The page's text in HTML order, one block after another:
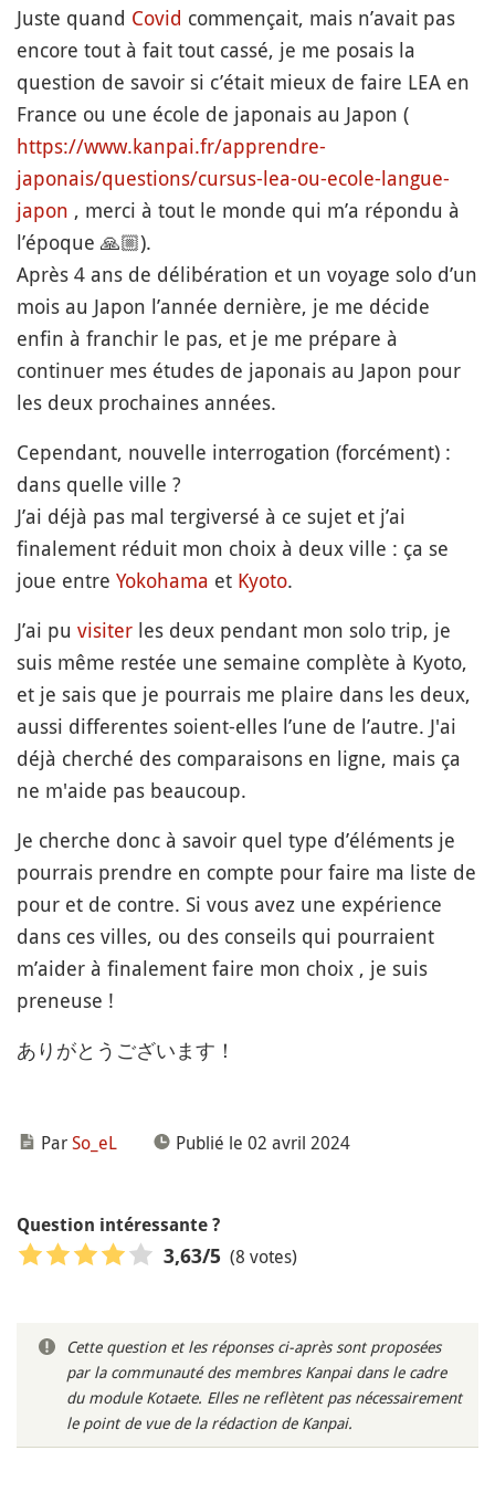
Juste quand Covid commençait, mais n’avait pas
encore tout à fait tout cassé, je me posais la
question de savoir si c’était mieux de faire LEA en
France ou une école de japonais au Japon (
https://www.kanpai.fr/apprendre-
japonais/questions/cursus-lea-ou-ecole-langue-
japon , merci à tout le monde qui m’a répondu à
l’époque 🙏🏼).
Après 4 ans de délibération et un voyage solo d’un
mois au Japon l’année dernière, je me décide
enfin à franchir le pas, et je me prépare à
continuer mes études de japonais au Japon pour
les deux prochaines années.
Cependant, nouvelle interrogation (forcément) :
dans quelle ville ?
J’ai déjà pas mal tergiversé à ce sujet et j’ai
finalement réduit mon choix à deux ville : ça se
joue entre Yokohama et Kyoto.
J’ai pu visiter les deux pendant mon solo trip, je
suis même restée une semaine complète à Kyoto,
et je sais que je pourrais me plaire dans les deux,
aussi differentes soient-elles l’une de l’autre. J'ai
déjà cherché des comparaisons en ligne, mais ça
ne m'aide pas beaucoup.
Je cherche donc à savoir quel type d’éléments je
pourrais prendre en compte pour faire ma liste de
pour et de contre. Si vous avez une expérience
dans ces villes, ou des conseils qui pourraient
m’aider à finalement faire mon choix , je suis
preneuse !
ありがとうございます！
ParSo_eL Publié le 02 avril 2024
Question intéressante ?
3,63/5 (8 votes)
Cette question et les réponses ci-après sont proposées
par la communauté des membres Kanpai dans le cadre
du module Kotaete. Elles ne reflètent pas nécessairement
le point de vue de la rédaction de Kanpai.